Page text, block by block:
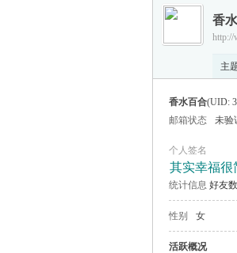
›
香
http://
主
香水百合(UID:
邮箱状态
未验
个人签名
其实幸福很
统计信息 好友
性别 女
活跃概况